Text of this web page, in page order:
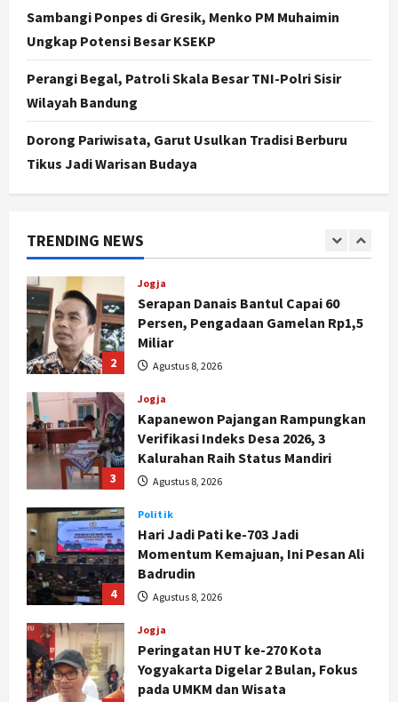
Sambangi Ponpes di Gresik, Menko PM Muhaimin
Ungkap Potensi Besar KSEKP
Perangi Begal, Patroli Skala Besar TNI-Polri Sisir
Wilayah Bandung
Dorong Pariwisata, Garut Usulkan Tradisi Berburu
Tikus Jadi Warisan Budaya
TRENDING NEWS
pada UMKM dan Wisata
1
Dana Bantuan Korban TPKS
Targetkan Dana Abadi Rp1 Triliun
Agustus 9, 2026
2
Miliar
3
Jogja
Kapanewon Pajangan Rampungkan
Verifikasi Indeks Desa 2026, 3
Kalurahan Raih Status Mandiri
4
Politik
Hari Jadi Pati ke-703 Jadi
Momentum Kemajuan, Ini Pesan Ali
Badrudin
5
Jogja
Peringatan HUT ke-270 Kota
Yogyakarta Digelar 2 Bulan, Fokus
pada UMKM dan Wisata
Politik
Dana Bantuan Korban TPKS
Terkumpul Rp200 Miliar, LPSK